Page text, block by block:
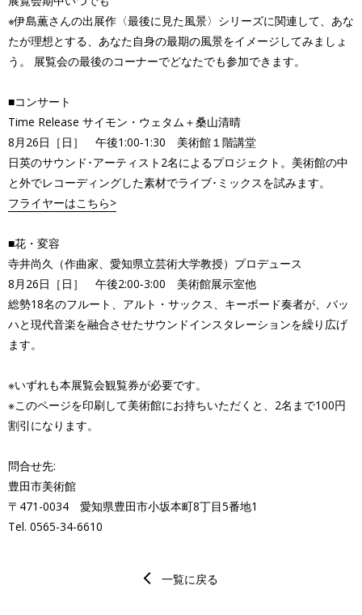
※伊島薫さんの出展作〈最後に見た風景〉シリーズに関連して、あな
たが理想とする、あなた自身の最期の風景をイメージしてみましょ
う。 展覧会の最後のコーナーでどなたでも参加できます。
■コンサート
Time Release サイモン・ウェタム＋桑山清晴
8月26日［日］ 午後1:00‐1:30 美術館１階講堂
日英のサウンド･アーティスト2名によるプロジェクト。美術館の中
と外でレコーディングした素材でライブ･ミックスを試みます。
フライヤーはこちら>
■花・変容
寺井尚久（作曲家、愛知県立芸術大学教授）プロデュース
8月26日［日］ 午後2:00‐3:00 美術館展示室他
総勢18名のフルート、アルト・サックス、キーボード奏者が、バッ
ハと現代音楽を融合させたサウンドインスタレーションを繰り広げ
ます。
※いずれも本展覧会観覧券が必要です。
※このページを印刷して美術館にお持ちいただくと、2名まで100円
割引になります。
問合せ先:
豊田市美術館
〒471-0034 愛知県豊田市小坂本町8丁目5番地1
Tel. 0565-34-6610
一覧に戻る